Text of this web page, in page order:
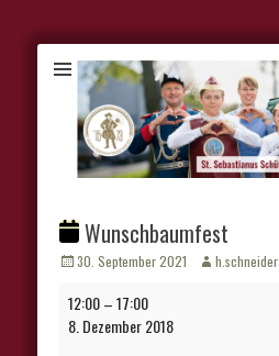
Wunschbaumfest
Veröffentlicht
30. September 2021 Autorh.schneider
Wunschbaumfest
12:00–17:00
8. Dezember 2018